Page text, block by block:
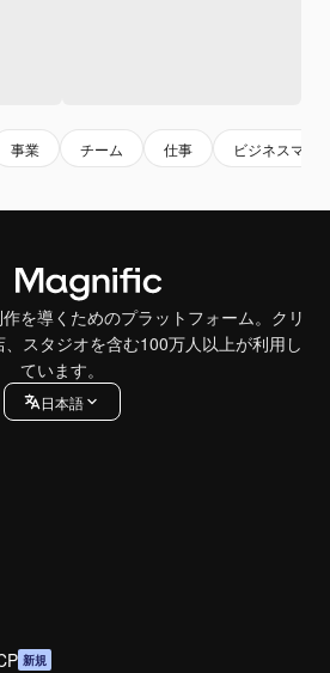
事業 チーム 仕事 ビジネスマン
を導くためのプラットフォーム。クリ
スタジオを含む100万人以上が利用し
ています。
日本語
新規